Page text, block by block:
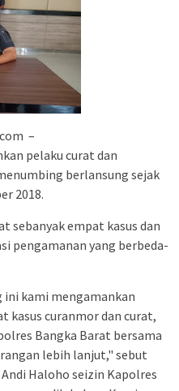
–
pelaku curat dan
berlansung sejak
2018.
sebanyak empat kasus dan
pengamanan yang berbeda-
kami mengamankan
kasus curanmor dan curat,
Bangka Barat bersama
lebih lanjut," sebut
Haloho seizin Kapolres